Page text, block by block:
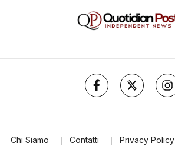
Chi Siamo Contatti Privacy Policy